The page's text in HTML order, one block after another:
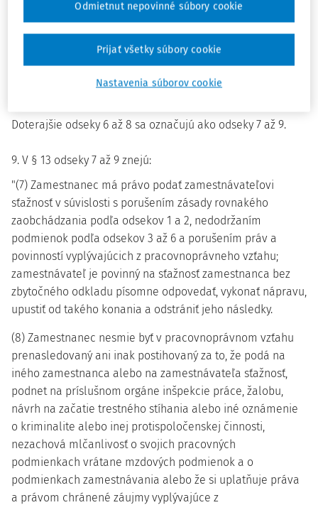
"(6) Zamestnávateľ nesmie zamestnancovi zakázať výkon
inej zárobkovej činnosti mimo zamestnávateľom určeného
zárobkovej činnosti podľa § 83 alebo podľa osobitných
Doterajšie odseky 6 až 8 sa označujú ako odseky 7 až 9.
9. V § 13 odseky 7 až 9 znejú:
"(7) Zamestnanec má právo podať zamestnávateľovi
sťažnosť v súvislosti s porušením zásady rovnakého
zaobchádzania podľa odsekov 1 a 2, nedodržaním
podmienok podľa odsekov 3 až 6 a porušením práv a
povinností vyplývajúcich z pracovnoprávneho vzťahu;
zamestnávateľ je povinný na sťažnosť zamestnanca bez
zbytočného odkladu písomne odpovedať, vykonať nápravu,
upustiť od takého konania a odstrániť jeho následky.
(8) Zamestnanec nesmie byť v pracovnoprávnom vzťahu
prenasledovaný ani inak postihovaný za to, že podá na
iného zamestnanca alebo na zamestnávateľa sťažnosť,
podnet na príslušnom orgáne inšpekcie práce, žalobu,
návrh na začatie trestného stíhania alebo iné oznámenie
o kriminalite alebo inej protispoločenskej činnosti,
nezachová mlčanlivosť o svojich pracovných
podmienkach vrátane mzdových podmienok a o
podmienkach zamestnávania alebo že si uplatňuje práva
a právom chránené záujmy vyplývajúce z
Nastavenia súborov cookie
Odmietnut nepovinné súbory cookie
Prijať všetky súbory cookie